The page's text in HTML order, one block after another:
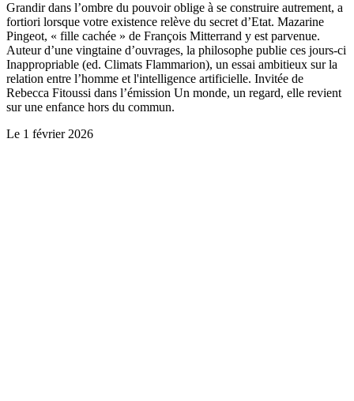
Grandir dans l’ombre du pouvoir oblige à se construire autrement, a
fortiori lorsque votre existence relève du secret d’Etat. Mazarine
Pingeot, « fille cachée » de François Mitterrand y est parvenue.
Auteur d’une vingtaine d’ouvrages, la philosophe publie ces jours-ci
Inappropriable (ed. Climats Flammarion), un essai ambitieux sur la
relation entre l’homme et l'intelligence artificielle. Invitée de
Rebecca Fitoussi dans l’émission Un monde, un regard, elle revient
sur une enfance hors du commun.
Le 1 février 2026